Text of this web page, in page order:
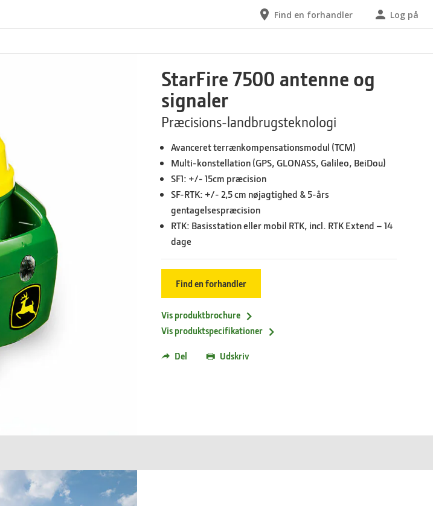
Find en forhandler Log på
StarFire 7500 antenne og
signaler
Præcisions-landbrugsteknologi
Avanceret terrænkompensationsmodul (TCM)
Multi-konstellation (GPS, GLONASS, Galileo, BeiDou)
SF1: +/- 15cm præcision
SF-RTK: +/- 2,5 cm nøjagtighed & 5-års
gentagelsespræcision
RTK: Basisstation eller mobil RTK, incl. RTK Extend – 14
dage
Find en forhandler
Vis produktbrochure
Vis produktspecifikationer
Del Udskriv